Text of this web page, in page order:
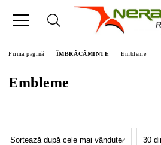
Prima pagină ÎMBRĂCĂMINTE Embleme
Embleme